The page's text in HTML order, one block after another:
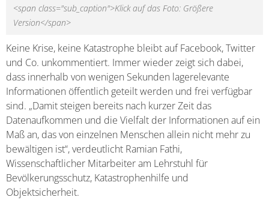
<span class="sub_caption">Klick auf das Foto: Größere
Version</span>
Keine Krise, keine Katastrophe bleibt auf Facebook, Twitter
und Co. unkommentiert. Immer wieder zeigt sich dabei,
dass innerhalb von wenigen Sekunden lagerelevante
Informationen öffentlich geteilt werden und frei verfügbar
sind. „Damit steigen bereits nach kurzer Zeit das
Datenaufkommen und die Vielfalt der Informationen auf ein
Maß an, das von einzelnen Menschen allein nicht mehr zu
bewältigen ist“, verdeutlicht Ramian Fathi,
Wissenschaftlicher Mitarbeiter am Lehrstuhl für
Bevölkerungsschutz, Katastrophenhilfe und
Objektsicherheit.